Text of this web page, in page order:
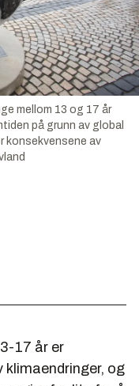
mellom 13 og 17 år
på grunn av global
konsekvensene av
17 år er
klimaendringer, og